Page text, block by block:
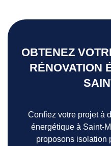
OBTENEZ
RÉNOVATION
Confiez votre projet à
énergétique à Saint-
proposons isolation